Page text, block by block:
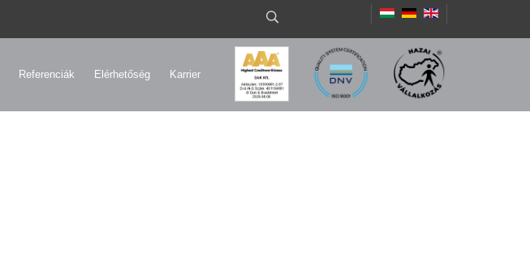
Referenciák Elérhetőség Karrier